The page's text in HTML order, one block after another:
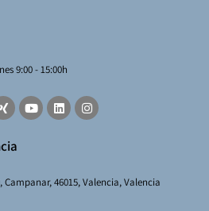
9:00 - 15:00h
Campanar, 46015, Valencia, Valencia